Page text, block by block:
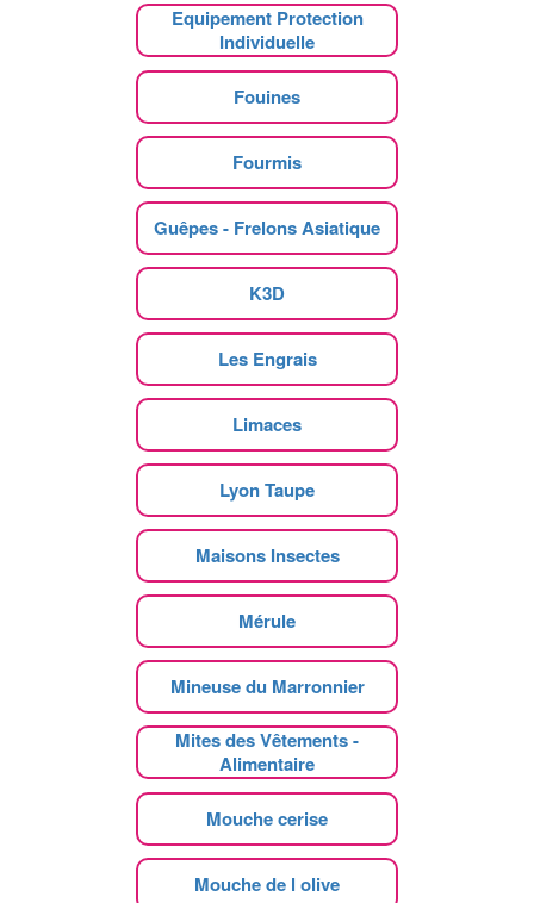
Equipement Protection
Individuelle
Fouines
Fourmis
Guêpes - Frelons Asiatique
K3D
Les Engrais
Limaces
Lyon Taupe
Maisons Insectes
Mérule
Mineuse du Marronnier
Mites des Vêtements -
Alimentaire
Mouche cerise
Mouche de l olive